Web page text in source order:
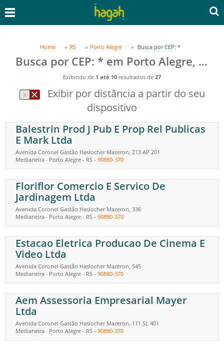
Home RS Porto Alegre Busca por CEP: *
Busca por CEP: * em Porto Alegre, RS
Exibindo de 1 até 10 resultados de 27
Exibir por distância a partir do seu
dispositivo
Balestrin Prod J Pub E Prop Rel Publicas
E Mark Ltda
Avenida Coronel Gastão Haslocher Mazeron, 213 AP 201
Medianeira - Porto Alegre - RS - 90880-370
Floriflor Comercio E Servico De
Jardinagem Ltda
Avenida Coronel Gastão Haslocher Mazeron, 336
Medianeira - Porto Alegre - RS - 90880-370
Estacao Eletrica Producao De Cinema E
Video Ltda
Avenida Coronel Gastão Haslocher Mazeron, 545
Medianeira - Porto Alegre - RS - 90880-370
Aem Assessoria Empresarial Mayer
Ltda
Avenida Coronel Gastão Haslocher Mazeron, 111 SL 401
Medianeira - Porto Alegre - RS - 90880-370